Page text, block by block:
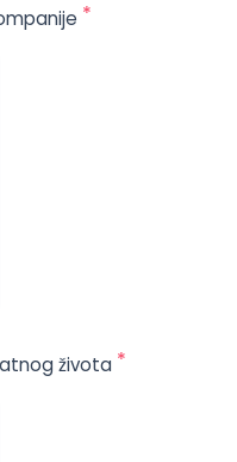
*
života *